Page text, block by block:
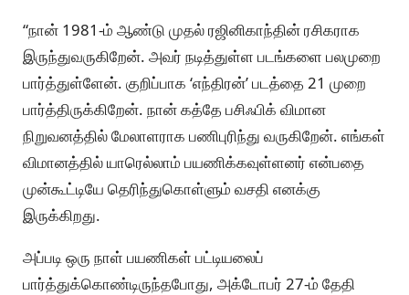
“நான் 1981-ம் ஆண்டு முதல் ரஜினிகாந்தின் ரசிகராக
இருந்துவருகிறேன். அவர் நடித்துள்ள படங்களை பலமுறை
பார்த்துள்ளேன். குறிப்பாக ‘எந்திரன்’ படத்தை 21 முறை
பார்த்திருக்கிறேன். நான் கத்தே பசிஃபிக் விமான
நிறுவனத்தில் மேலாளராக பணிபுரிந்து வருகிறேன். எங்கள்
விமானத்தில் யாரெல்லாம் பயணிக்கவுள்ளனர் என்பதை
முன்கூட்டியே தெரிந்துகொள்ளும் வசதி எனக்கு
இருக்கிறது.
அப்படி ஒரு நாள் பயணிகள் பட்டியலைப்
பார்த்துக்கொண்டிருந்தபோது, அக்டோபர் 27-ம் தேதி